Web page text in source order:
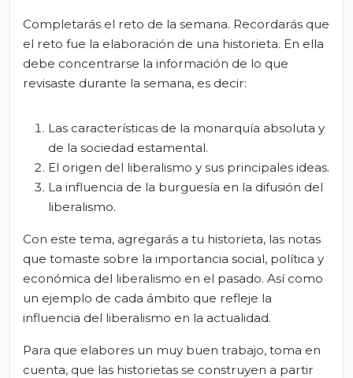
Completarás el reto de la semana. Recordarás que
el reto fue la elaboración de una historieta. En ella
debe concentrarse la información de lo que
revisaste durante la semana, es decir:
Las características de la monarquía absoluta y
de la sociedad estamental.
El origen del liberalismo y sus principales ideas.
La influencia de la burguesía en la difusión del
liberalismo.
Con este tema, agregarás a tu historieta, las notas
que tomaste sobre la importancia social, política y
económica del liberalismo en el pasado. Así como
un ejemplo de cada ámbito que refleje la
influencia del liberalismo en la actualidad.
Para que elabores un muy buen trabajo, toma en
cuenta, que las historietas se construyen a partir